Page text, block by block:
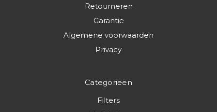
Retourneren
Garantie
Algemene voorwaarden
Privacy
Categorieën
Filters